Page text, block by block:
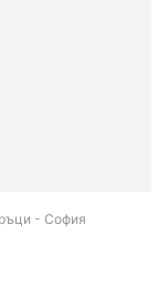
- София